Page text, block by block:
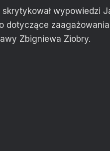
skrytykował wypowiedzi
dotyczące
Zbigniewa Ziobry.